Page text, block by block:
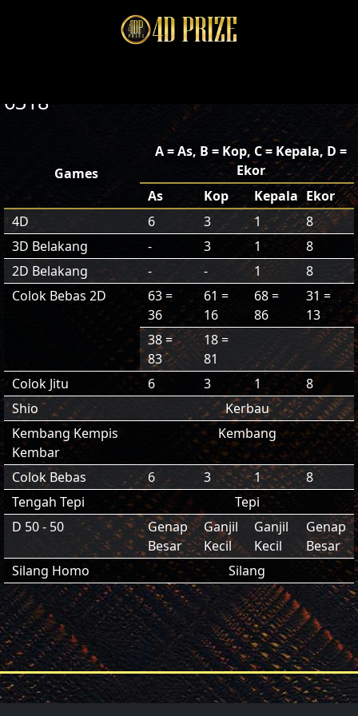
6318
Games
A = As, B = Kop, C = Kepala, D =
Ekor
As
Kop Kepala Ekor
4D
6 3 1
8
3D Belakang
- 3 1
8
2D Belakang
- - 1
8
Colok Bebas 2D
63 =
36
61 =
16
68 =
86
31 =
13
38 =
83
18 =
81
Colok Jitu
6 3 1
8
Shio
Kerbau
Kembang Kempis
Kembar
Kembang
Colok Bebas 6 3 1
8
Tengah Tepi
Tepi
D 50 - 50
Genap
Besar
Ganjil
Kecil
Ganjil
Kecil
Genap
Besar
Silang Homo
Silang